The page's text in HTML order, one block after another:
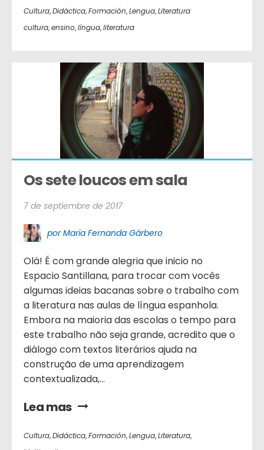
Cultura,Didáctica,Formación,Lengua,Literatura
cultura,ensino,língua,literatura
Os sete loucos em sala
7 de septiembre de 2017
por Maria Fernanda Gárbero
Olá! É com grande alegria que inicio no
Espacio Santillana, para trocar com vocês
algumas ideias bacanas sobre o trabalho com
a literatura nas aulas de língua espanhola.
Embora na maioria das escolas o tempo para
este trabalho não seja grande, acredito que o
diálogo com textos literários ajuda na
construção de uma aprendizagem
contextualizada,...
Lea mas
Cultura,Didáctica,Formación,Lengua,Literatura,